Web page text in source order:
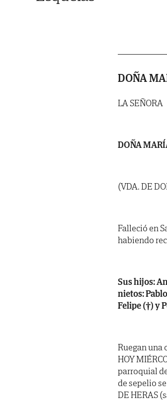
DOÑA
LA SEÑORA
DOÑA
(VDA. DE
Falleció en
habiendo
Sus hijos:
nietos:
Felipe (†) y
Ruegan una
HOY
parroquial
de sepelio
DE HERAS